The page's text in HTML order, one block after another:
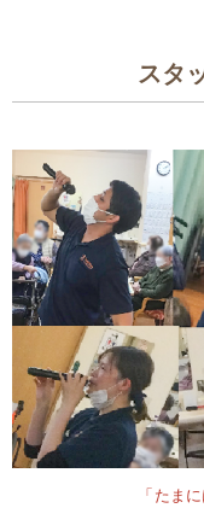
スタ
「たま